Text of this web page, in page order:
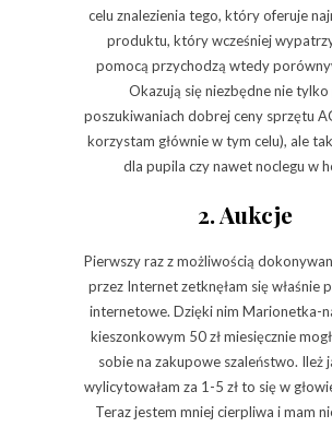
celu znalezienia tego, który oferuje
produktu, który wcześniej
pomocą przychodzą wtedy
Okazują się niezbędne nie
poszukiwaniach dobrej ceny sprzętu
korzystam głównie w tym celu), ale
dla pupila czy nawet noclegu w
2. Aukcje
Pierwszy raz z możliwością
przez Internet zetknęłam się właśnie
internetowe. Dzięki nim Marionetka-
kieszonkowym 50 zł miesięcznie
sobie na zakupowe szaleństwo. Ileż
wylicytowałam za 1-5 zł to się w
Teraz jestem mniej cierpliwa i mam